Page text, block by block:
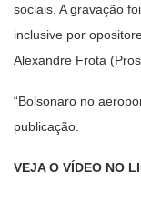
sociais. A gravação
inclusive por
Alexandre Frota
“Bolsonaro no
publicação.
VEJA O VÍDEO NO